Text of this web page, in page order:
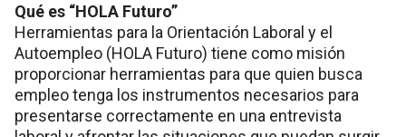
Qué es “HOLA Futuro”
Herramientas para la Orientación Laboral y el
Autoempleo (HOLA Futuro) tiene como misión
proporcionar herramientas para que quien busca
empleo tenga los instrumentos necesarios para
presentarse correctamente en una entrevista